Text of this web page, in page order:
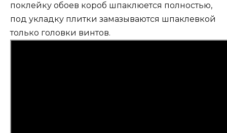
поклейку обоев короб шпаклюется полностью,
под укладку плитки замазываются шпаклевкой
только головки винтов.